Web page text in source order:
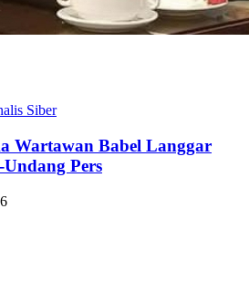
Siber
Wartawan Babel Langgar
Pers